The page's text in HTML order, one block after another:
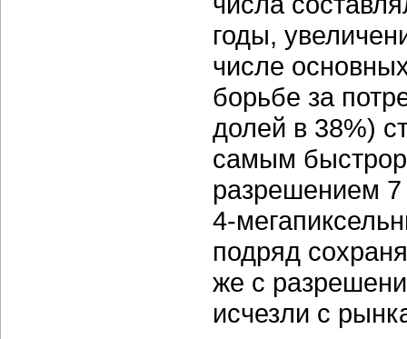
годы,
числе
борьбе за
долей в 38%)
самым
разрешением 7
4-
подряд
же с
исчезли с